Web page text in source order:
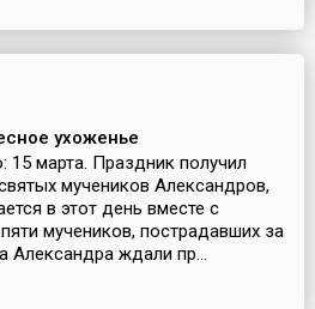
ухоженье
15 марта. Праздник получил
мучеников Александров,
в этот день вместе с
мучеников, пострадавших за
Александра ждали пр...